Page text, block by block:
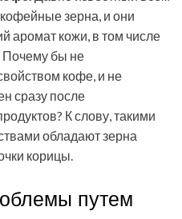
кофейные зерна, и они
аромат кожи, в том числе
Почему бы не
кофе, и не
сразу после
К слову, такими
обладают зерна
корицы.
путем